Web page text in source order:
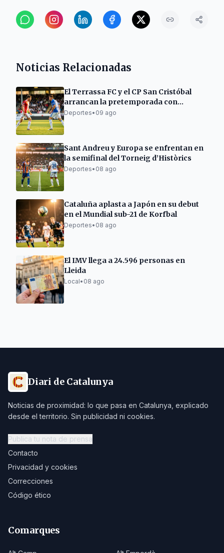
Noticias Relacionadas
El Terrassa FC y el CP San Cristóbal
arrancan la pretemporada con
victorias y empates
Deportes• 09 ago
Sant Andreu y Europa se enfrentan en
la semifinal del Torneig d’Històrics
Deportes• 08 ago
Cataluña aplasta a Japón en su debut
en el Mundial sub-21 de Korfbal
Deportes• 08 ago
El IMV llega a 24.596 personas en
Lleida
Local• 08 ago
Diari de Catalunya
Noticias de proximidad: lo que pasa en Catalunya, explicado
desde el territorio. Sin publicidad ni cookies.
Publica tu nota de prensa
Contacto
Privacidad y cookies
Correcciones
Código ético
Comarques